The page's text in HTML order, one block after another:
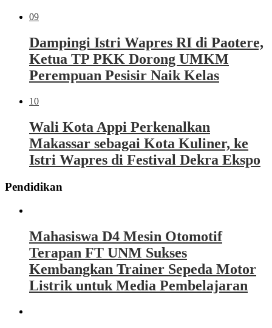
09
Dampingi Istri Wapres RI di Paotere,
Ketua TP PKK Dorong UMKM
Perempuan Pesisir Naik Kelas
10
Wali Kota Appi Perkenalkan
Makassar sebagai Kota Kuliner, ke
Istri Wapres di Festival Dekra Ekspo
Pendidikan
Mahasiswa D4 Mesin Otomotif
Terapan FT UNM Sukses
Kembangkan Trainer Sepeda Motor
Listrik untuk Media Pembelajaran